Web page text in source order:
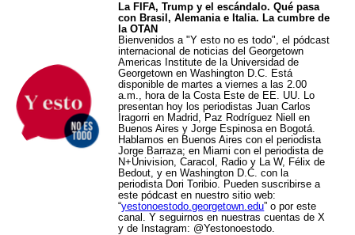
La FIFA, Trump y el escándalo. Qué pasa
con Brasil, Alemania e Italia. La cumbre de
la OTAN
Bienvenidos a "Y esto no es todo", el pódcast
internacional de noticias del Georgetown
Americas Institute de la Universidad de
Georgetown en Washington D.C. Está
disponible de martes a viernes a las 2.00
a.m., hora de la Costa Este de EE. UU. Lo
presentan hoy los periodistas Juan Carlos
Iragorri en Madrid, Paz Rodríguez Niell en
Buenos Aires y Jorge Espinosa en Bogotá.
Hablamos en Buenos Aires con el periodista
Jorge Barraza; en Miami con el periodista de
N+Univision, Caracol, Radio y La W, Félix de
Bedout, y en Washington D.C. con la
periodista Dori Toribio. Pueden suscribirse a
este pódcast en nuestro sitio web:
“yestonoestodo.georgetown.edu” o por este
canal. Y seguirnos en nuestras cuentas de X
y de Instagram: @Yestonoestodo.